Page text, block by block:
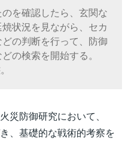
を確認したら、玄関な
状況を見ながら、セカ
の判断を行って、防御
の検索を開始する。
災防御研究において、
、基礎的な戦術的考察を